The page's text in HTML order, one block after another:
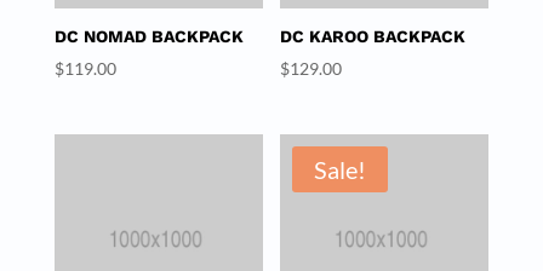
DC NOMAD BACKPACK
$119.00
DC KAROO BACKPACK
$129.00
Sale!